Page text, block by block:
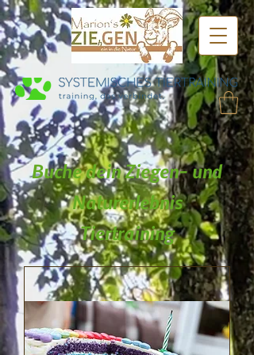
Buche dein Ziegen- und
Naturerlebnis
Tiertraining